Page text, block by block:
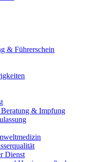
& Führerschein
& Impfung
Dienst